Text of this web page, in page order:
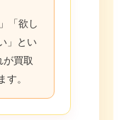
「欲し
」とい
が買取
。